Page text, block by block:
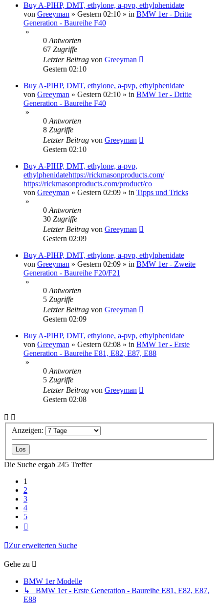
Buy A-PIHP, DMT, ethylone, a-pvp, ethylphenidate
von Greeyman » Gestern 02:10 » in BMW 1er - Dritte
Generation - Baureihe F40
»
0 Antworten
67 Zugriffe
Letzter Beitrag von Greeyman
Gestern 02:10
Buy A-PIHP, DMT, ethylone, a-pvp, ethylphenidate
von Greeyman » Gestern 02:10 » in BMW 1er - Dritte
Generation - Baureihe F40
»
0 Antworten
8 Zugriffe
Letzter Beitrag von Greeyman
Gestern 02:10
Buy A-PIHP, DMT, ethylone, a-pvp,
ethylphenidatehttps://rickmasonproducts.com/
https://rickmasonproducts.com/product/co
von Greeyman » Gestern 02:09 » in Tipps und Tricks
»
0 Antworten
30 Zugriffe
Letzter Beitrag von Greeyman
Gestern 02:09
Buy A-PIHP, DMT, ethylone, a-pvp, ethylphenidate
von Greeyman » Gestern 02:09 » in BMW 1er - Zweite
Generation - Baureihe F20/F21
»
0 Antworten
5 Zugriffe
Letzter Beitrag von Greeyman
Gestern 02:09
Buy A-PIHP, DMT, ethylone, a-pvp, ethylphenidate
von Greeyman » Gestern 02:08 » in BMW 1er - Erste
Generation - Baureihe E81, E82, E87, E88
»
0 Antworten
5 Zugriffe
Letzter Beitrag von Greeyman
Gestern 02:08
Anzeigen:
Die Suche ergab 245 Treffer
1
2
3
4
5
Zur erweiterten Suche
Gehe zu
BMW 1er Modelle
↳ BMW 1er - Erste Generation - Baureihe E81, E82, E87,
E88